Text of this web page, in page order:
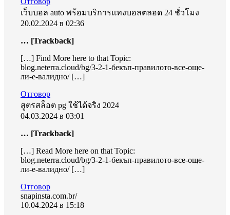
เว็บบอล auto พร้อมบริการแทงบอลตลอด 24 ชั่วโมง
20.02.2024 в 02:36
… [Trackback]
[…] Find More here to that Topic:
blog.neterra.cloud/bg/3-2-1-бекъп-правилото-все-още-
ли-е-валидно/ […]
Отговор
สูตรสล็อต pg ใช้ได้จริง 2024
04.03.2024 в 03:01
… [Trackback]
[…] Read More here on that Topic:
blog.neterra.cloud/bg/3-2-1-бекъп-правилото-все-още-
ли-е-валидно/ […]
Отговор
snapinsta.com.br/
10.04.2024 в 15:18